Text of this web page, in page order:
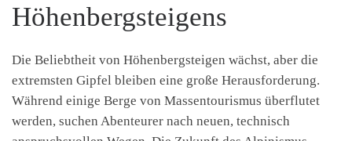
Höhenbergsteigens
Die Beliebtheit von Höhenbergsteigen wächst, aber die
extremsten Gipfel bleiben eine große Herausforderung.
Während einige Berge von Massentourismus überflutet
werden, suchen Abenteurer nach neuen, technisch